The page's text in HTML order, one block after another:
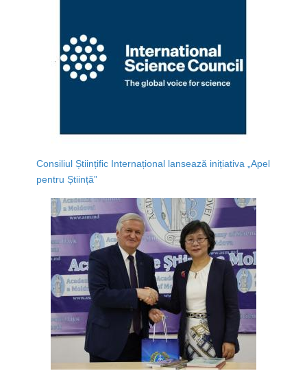
Consiliul Științific Internațional lansează inițiativa „Apel
pentru Știință”